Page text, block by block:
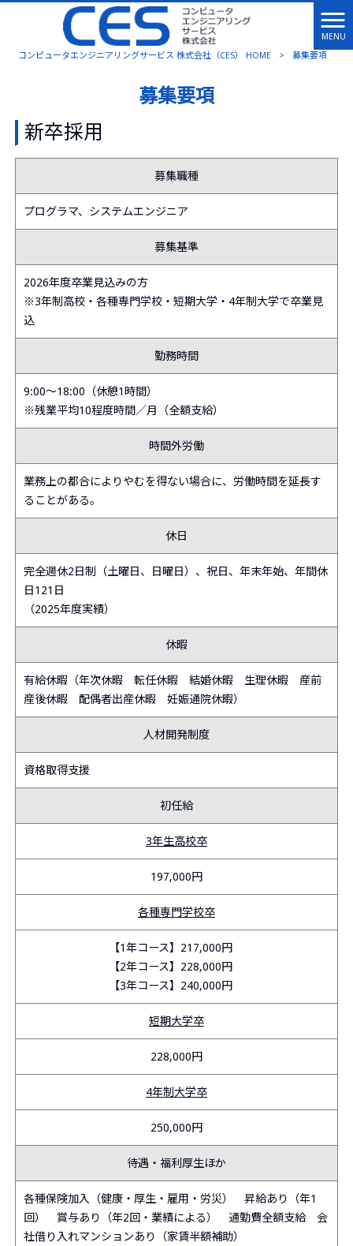
MENU
コンピュータエンジニアリングサービス 株式会社（CES） HOME
> 募集要項
募集要項
新卒採用
募集職種
プログラマ、システムエンジニア
募集基準
2026年度卒業見込みの方
※3年制高校・各種専門学校・短期大学・4年制大学で卒業見
込
勤務時間
9:00～18:00（休憩1時間）
※残業平均10程度時間／月（全額支給）
時間外労働
業務上の都合によりやむを得ない場合に、労働時間を延長す
ることがある。
休日
完全週休2日制（土曜日、日曜日）、祝日、年末年始、年間休
日121日
（2025年度実績）
休暇
有給休暇（年次休暇 転任休暇 結婚休暇 生理休暇 産前
産後休暇 配偶者出産休暇 妊娠通院休暇）
人材開発制度
資格取得支援
初任給
3年生高校卒
197,000円
各種専門学校卒
【1年コース】217,000円
【2年コース】228,000円
【3年コース】240,000円
短期大学卒
228,000円
4年制大学卒
250,000円
待遇・福利厚生ほか
各種保険加入（健康・厚生・雇用・労災） 昇給あり（年1
回） 賞与あり（年2回・業績による） 通勤費全額支給 会
社借り入れマンションあり（家賃半額補助）